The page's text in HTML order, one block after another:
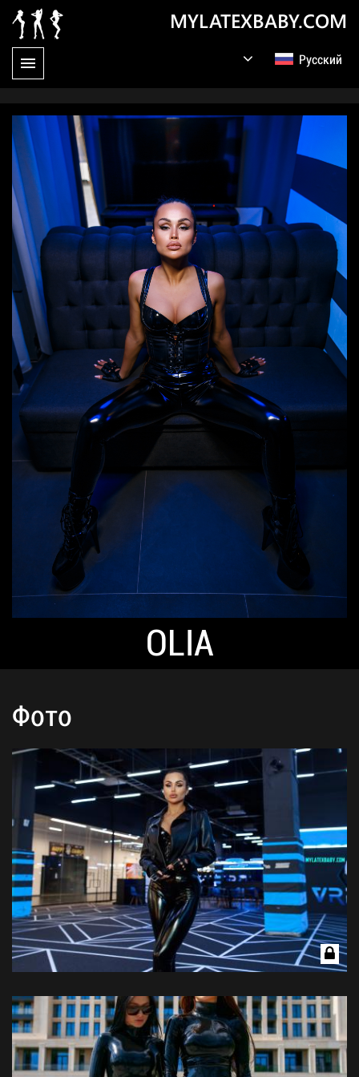
MYLATEXBABY.COM
Русский
Germany
OLIA
Фото